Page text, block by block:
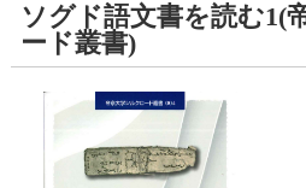
ソグド語文書を読む1(
ード叢書)